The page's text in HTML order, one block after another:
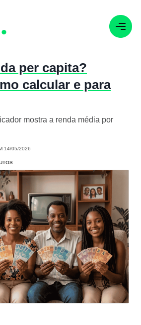
per capita?
calcular e para
mostra a renda média por
14/05/2026